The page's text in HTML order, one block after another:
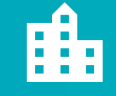

